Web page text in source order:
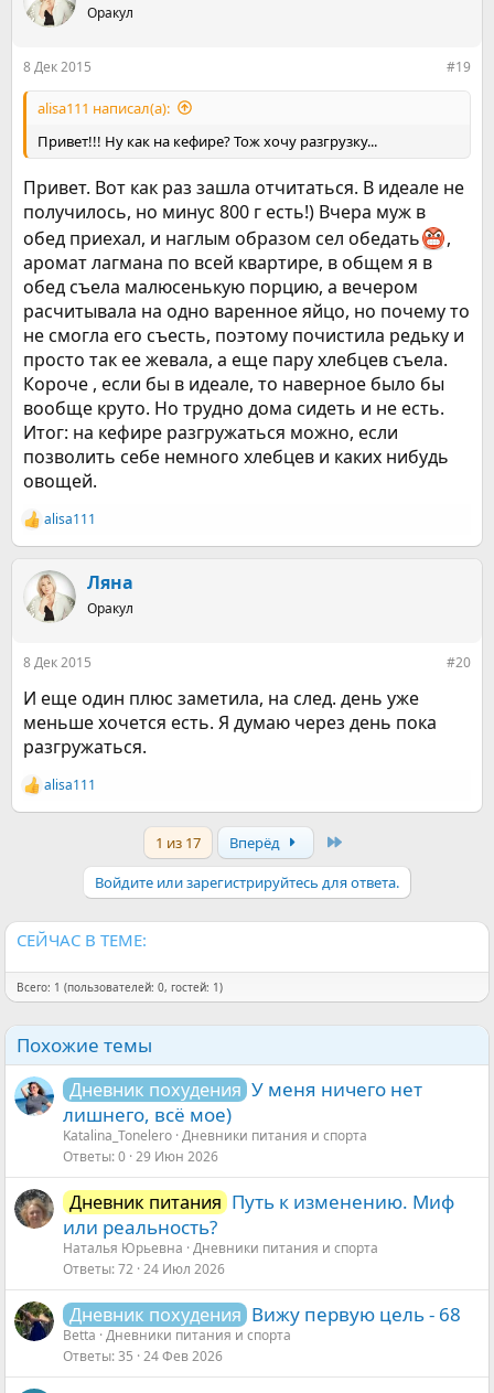
и
Оракул
8 Дек 2015 #19
alisa111 написал(а):
Привет!!! Ну как на кефире? Тож хочу разгрузку...
Привет. Вот как раз зашла отчитаться. В идеале не
получилось, но минус 800 г есть!) Вчера муж в
обед приехал, и наглым образом сел обедать
,
аромат лагмана по всей квартире, в общем я в
обед съела малюсенькую порцию, а вечером
расчитывала на одно варенное яйцо, но почему то
не смогла его съесть, поэтому почистила редьку и
просто так ее жевала, а еще пару хлебцев съела.
Короче , если бы в идеале, то наверное было бы
вообще круто. Но трудно дома сидеть и не есть.
Итог: на кефире разгружаться можно, если
позволить себе немного хлебцев и каких нибудь
овощей.
Р
е
и
alisa111
Ляна
Оракул
8 Дек 2015 #20
И еще один плюс заметила, на след. день уже
меньше хочется есть. Я думаю через день пока
разгружаться.
Р
е
alisa111
1 из 17 Вперёд
Войдите или зарегистрируйтесь для ответа.
СЕЙЧАС В ТЕМЕ:
Всего: 1 (пользователей: 0, гостей: 1)
Похожие темы
Дневник похудения У меня ничего нет
лишнего, всё мое)
Katalina_Tonelero Дневники питания и спорта
Ответы 0 29 Июн 2026
Дневник питания Путь к изменению. Миф
или реальность?
Наталья Юрьевна Дневники питания и спорта
Ответы 72 24 Июл 2026
Дневник похудения Вижу первую цель - 68
Betta Дневники питания и спорта
Ответы 35 24 Фев 2026